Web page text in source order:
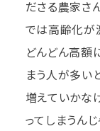
ださる農家さ
では高齢化が
どんどん高額
まう人が多い
増えていかな
ってしまうん